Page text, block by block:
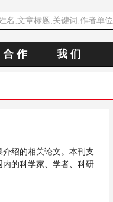
合 作 我 们
绍的相关论文。本刊支
的科学家、学者、科研